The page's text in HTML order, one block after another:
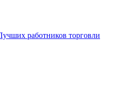
работников торговли